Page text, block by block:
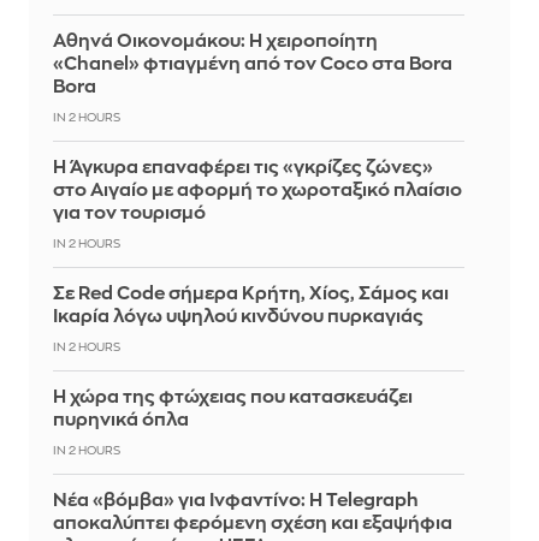
Αθηνά Οικονομάκου: Η χειροποίητη
«Chanel» φτιαγμένη από τον Coco στα Bora
Bora
IN 2 HOURS
Η Άγκυρα επαναφέρει τις «γκρίζες ζώνες»
στο Αιγαίο με αφορμή το χωροταξικό πλαίσιο
για τον τουρισμό
IN 2 HOURS
Σε Red Code σήμερα Κρήτη, Χίος, Σάμος και
Ικαρία λόγω υψηλού κινδύνου πυρκαγιάς
IN 2 HOURS
Η χώρα της φτώχειας που κατασκευάζει
πυρηνικά όπλα
IN 2 HOURS
Νέα «βόμβα» για Ινφαντίνο: Η Telegraph
αποκαλύπτει φερόμενη σχέση και εξαψήφια